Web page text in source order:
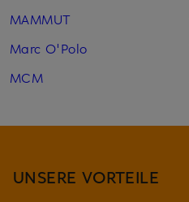
MAMMUT
Marc O'Polo
MCM
UNSERE VORTEILE